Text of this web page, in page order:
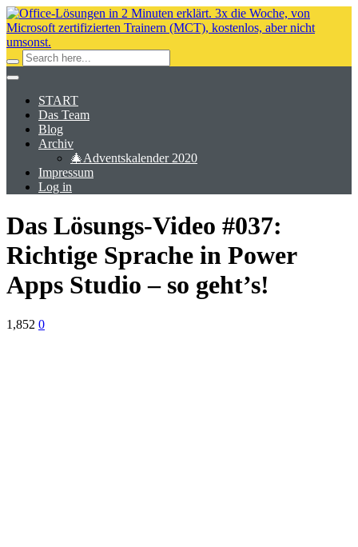
START
Das Team
Blog
Archiv
🎄Adventskalender 2020
Impressum
Log in
Das Lösungs-Video #037:
Richtige Sprache in Power
Apps Studio – so geht’s!
1,852 0